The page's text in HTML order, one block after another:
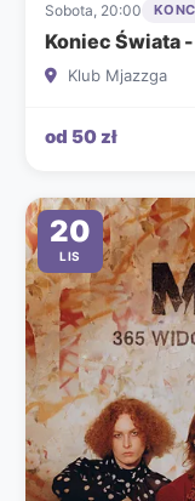
Sobota, 20:00
Koniec Świata
Klub Mjazzga
od 50 zł
20
LIS